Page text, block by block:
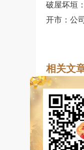
破屋坏垣
开市：公
相关文
• 2026年
• 2026年
• 2026年
• 2026年